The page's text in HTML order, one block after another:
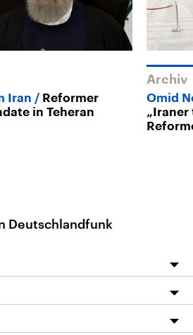
Iran
Reformer
in Teheran
Archiv
Omid
„Iraner
Deutschlandfunk